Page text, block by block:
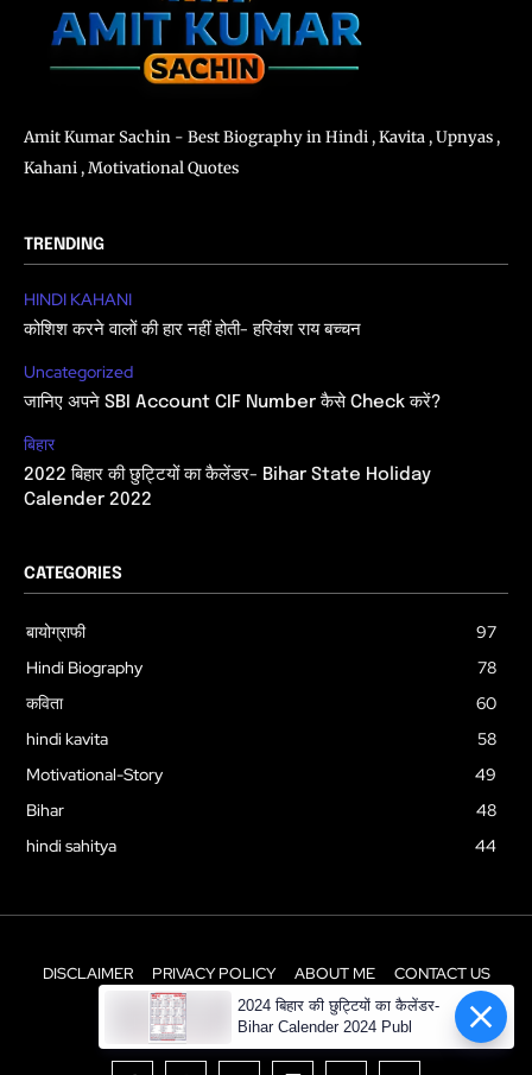
Amit Kumar Sachin - Best Biography in Hindi , Kavita , Upnyas ,
Kahani , Motivational Quotes
TRENDING
HINDI KAHANI
कोशिश करने वालों की हार नहीं होती- हरिवंश राय बच्चन
Uncategorized
जानिए अपने SBI Account CIF Number कैसे Check करें?
बिहार
2022 बिहार की छुट्टियों का कैलेंडर- Bihar State Holiday
Calender 2022
CATEGORIES
बायोग्राफी
97
Hindi Biography
78
कविता
60
hindi kavita
58
Motivational-Story
49
Bihar
48
hindi sahitya
44
DISCLAIMER PRIVACY POLICY ABOUT ME CONTACT US
© Newspaper WordPress Theme by TagDiv
2024 बिहार की छुट्टियों का कैलेंडर-
Bihar Calender 2024 Publ